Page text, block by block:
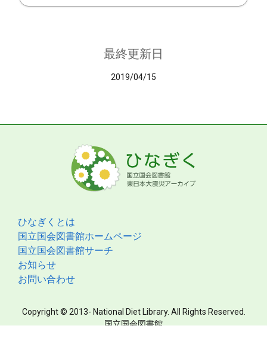
最終更新日
2019/04/15
ひなぎくとは
国立国会図書館ホームページ
国立国会図書館サーチ
お知らせ
お問い合わせ
Copyright © 2013- National Diet Library. All Rights Reserved.